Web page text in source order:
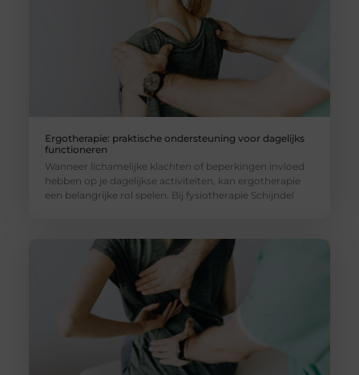
Ergotherapie: praktische ondersteuning voor dagelijks
functioneren
Wanneer lichamelijke klachten of beperkingen invloed
hebben op je dagelijkse activiteiten, kan ergotherapie
een belangrijke rol spelen. Bij fysiotherapie Schijndel